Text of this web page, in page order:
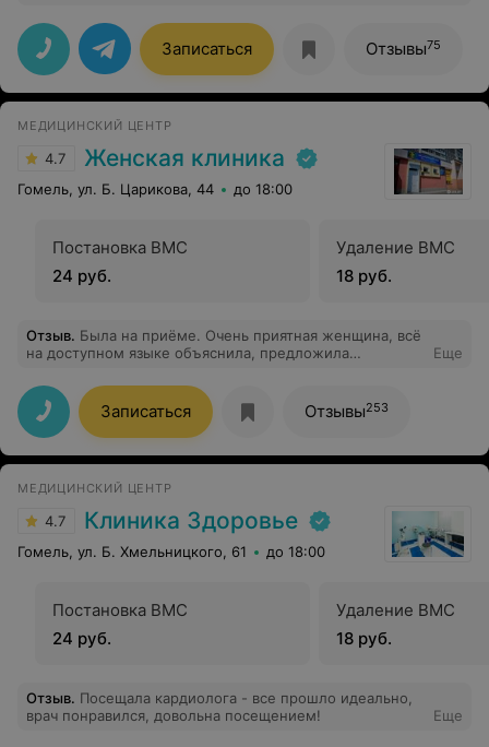
положительный отзыв от посещения!
Записаться Отзывы75
МЕДИЦИНСКИЙ ЦЕНТР
4.7 Женская клиника
Гомель, ул. Б. Царикова, 44 до 18:00
Постановка ВМС
24 руб.
Удаление ВМС
18 руб.
Отзыв. Была на приёме. Очень приятная женщина, всё
на доступном языке объяснила, предложила
довольна. Спасибо!
Еще
Записаться Отзывы253
МЕДИЦИНСКИЙ ЦЕНТР
4.7 Клиника Здоровье
Гомель, ул. Б. Хмельницкого, 61 до 18:00
Постановка ВМС
24 руб.
Удаление ВМС
18 руб.
Отзыв. Посещала кардиолога - все прошло идеально,
врач понравился, довольна посещением!
Еще